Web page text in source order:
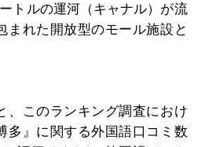
トルの運河（キャナル）が流
まれた開放型のモール施設と
、このランキング調査におけ
多』に関する外国語口コミ数